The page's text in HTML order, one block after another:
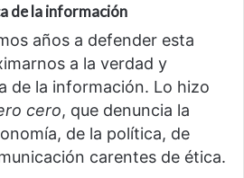
de la información
años a defender esta
a la verdad y
de la información. Lo hizo
cero, que denuncia la
de la política, de
carentes de ética.